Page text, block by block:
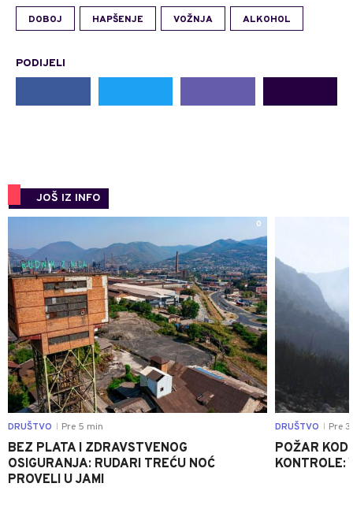
DOBOJ HAPŠENJE VOŽNJA ALKOHOL
PODIJELI
JOŠ IZ INFO
0
DRUŠTVO Pre 5 min
BEZ PLATA I ZDRAVSTVENOG
OSIGURANJA: RUDARI TREĆU NOĆ
PROVELI U JAMI
DRUŠTVO Pre
POŽAR KOD
KONTROLE: